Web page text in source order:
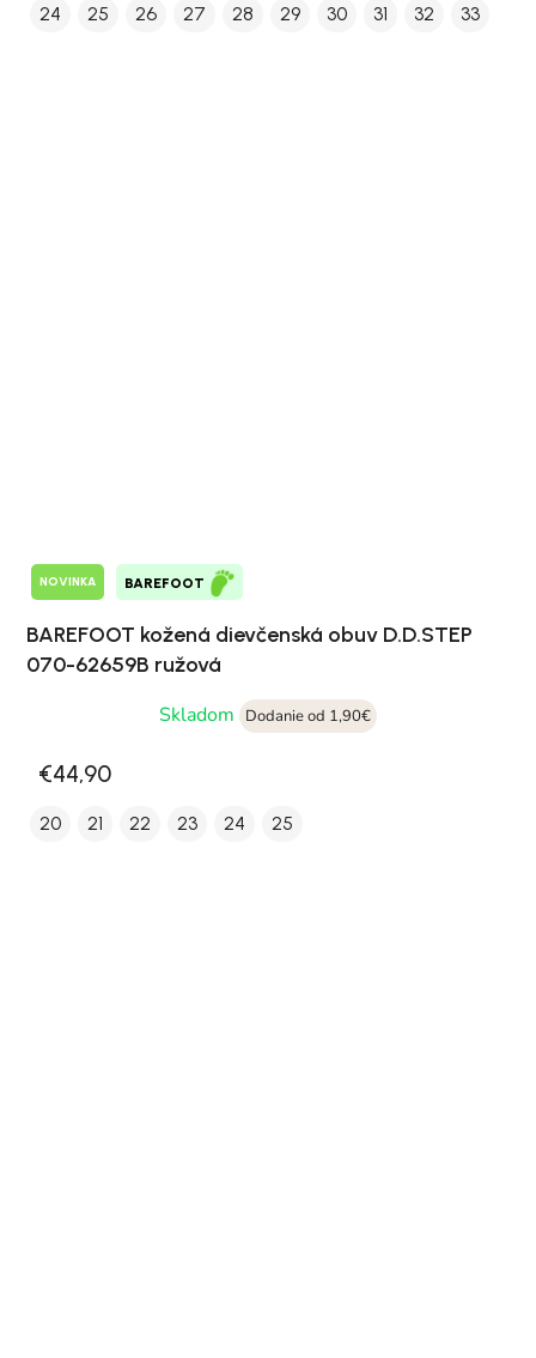
24 25 26 27 28 29 30 31 32 33
NOVINKA BAREFOOT
BAREFOOT kožená dievčenská obuv D.D.STEP
070-62659B ružová
Skladom
Dodanie od 1,90€
€44,90
20 21 22 23 24 25